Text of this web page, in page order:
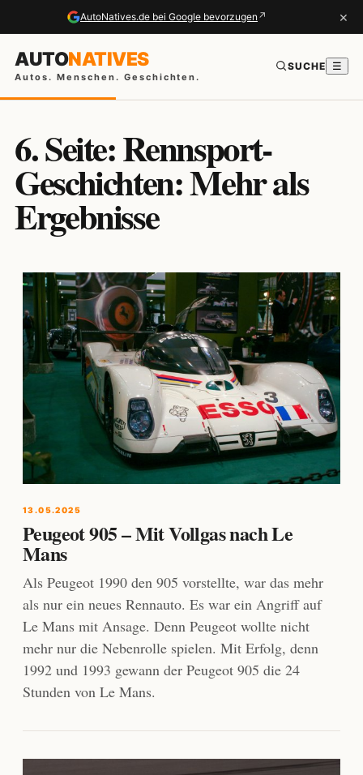
AutoNatives.de bei Google bevorzugen ↗ ×
AUTONATIVES
Autos. Menschen. Geschichten.
SUCHE ☰
6. Seite: Rennsport-
Geschichten: Mehr als
Ergebnisse
13.05.2025
Peugeot 905 – Mit Vollgas nach Le
Mans
Als Peugeot 1990 den 905 vorstellte, war das mehr
als nur ein neues Rennauto. Es war ein Angriff auf
Le Mans mit Ansage. Denn Peugeot wollte nicht
mehr nur die Nebenrolle spielen. Mit Erfolg, denn
1992 und 1993 gewann der Peugeot 905 die 24
Stunden von Le Mans.